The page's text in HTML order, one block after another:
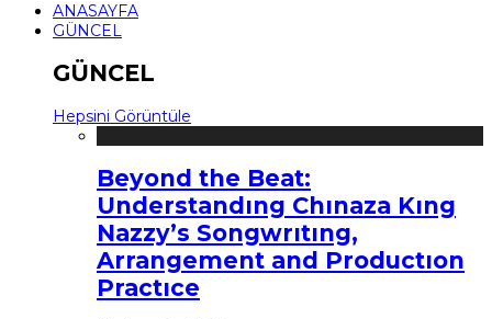
ANASAYFA
GÜNCEL
GÜNCEL
Hepsini Görüntüle
Beyond the Beat:
Understandıng Chınaza Kıng
Nazzy’s Songwrıtıng,
Arrangement and Productıon
Practıce